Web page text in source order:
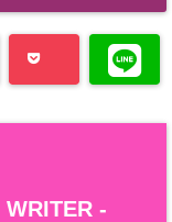
WRITER -